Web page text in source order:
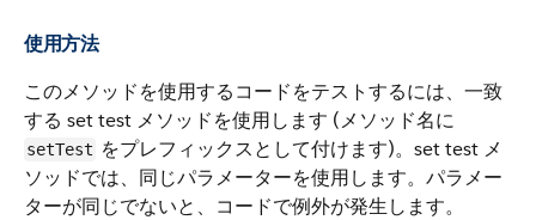
使用方法
このメソッドを使用するコードをテストするには、一致
する set test メソッドを使用します (メソッド名に
setTest をプレフィックスとして付けます)。set test メ
ソッドでは、同じパラメーターを使用します。パラメー
ターが同じでないと、コードで例外が発生します。